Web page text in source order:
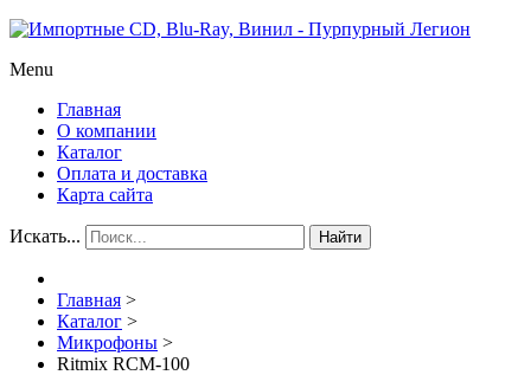
Menu
Главная
О компании
Каталог
Оплата и доставка
Карта сайта
Искать... Найти
Главная >
Каталог >
Микрофоны >
Ritmix RCM-100